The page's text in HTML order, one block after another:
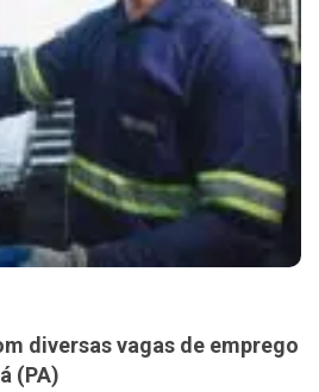
diversas vagas de emprego
(PA)